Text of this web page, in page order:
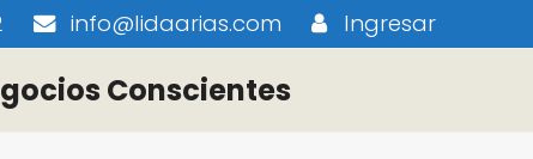
info@lidaarias.com Ingresar
Conscientes